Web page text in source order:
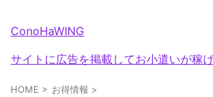
ConoHaWING
サイトに広告を掲載してお小遣いが稼
HOME > お得情報 >